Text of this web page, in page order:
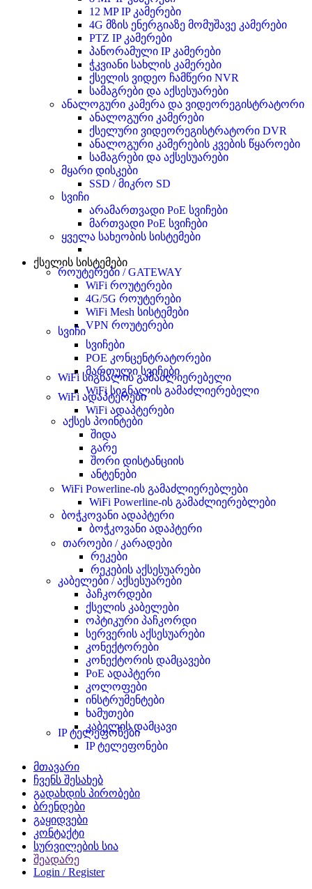
12 MP IP კამერები
4G მზის ენერგიაზე მომუშავე კამერები
PTZ IP კამერები
პანორამული IP კამერები
ჭკვიანი სახლის კამერები
ქსელის ვიდეო ჩამწერი NVR
სამაგრები და აქსესუარები
ანალოგური კამერა და ვიდეორეგისტრატორი
ანალოგური კამერები
ქსელური ვიდეორეგისტრატორი DVR
ანალოგური კამერების კვების წყაროები
სამაგრები და აქსესუარები
მყარი დისკები
SSD / მიკრო SD
სვიჩი
არამართვადი PoE სვიჩები
მართვადი PoE სვიჩები
ყველა სახეობის სისტემები
ქსელის სისტემები
როუტერები / GATEWAY
WiFi როუტერები
4G/5G როუტერები
WiFi Mesh სისტემები
VPN როუტერები
სვიჩი
სვიჩები
POE კონცენტრატორები
მართული სვიჩები
WiFi სიგნალის გამაძლიერებელი
WiFi სიგნალის გამაძლიერებელი
WiFi ადაპტერები
WiFi ადაპტერები
აქსეს პოინტები
შიდა
გარე
შორი დისტანციის
ანტენები
WiFi Powerline-ის გამაძლიერებლები
WiFi Powerline-ის გამაძლიერებლები
ბოჭკოვანი ადაპტერი
ბოჭკოვანი ადაპტერი
თაროები / კარადები
რეკები
რეკების აქსესუარები
კაბელები / აქსესუარები
პაჩკორდები
ქსელის კაბელები
ოპტიკური პაჩკორდი
სერვერის აქსესუარები
კონექტორები
კონექტორის დამცავები
PoE ადაპტერი
კოლოფები
ინსტრუმენტები
ხამუთები
კაბელის დამცავი
IP ტელეფონები
IP ტელეფონები
მთავარი
ჩვენს შესახებ
გადახდის პირობები
ბრენდები
გაყიდვები
კონტაქტი
სურვილების სია
შეადარე
Login / Register